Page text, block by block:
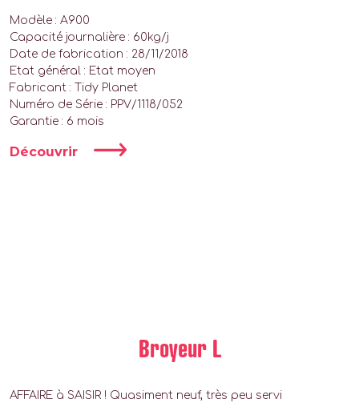
Modèle : A900
Capacité journalière : 60kg/j
Date de fabrication : 28/11/2018
Etat général : Etat moyen
Fabricant : Tidy Planet
Numéro de Série : PPV/1118/052
Garantie : 6 mois
Découvrir
Broyeur L
AFFAIRE à SAISIR ! Quasiment neuf, très peu servi